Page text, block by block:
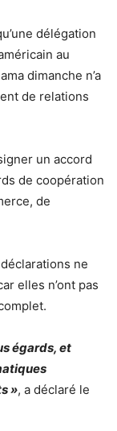
délégation
au
dimanche n’a
de relations
un accord
de coopération
de
ne
elles n’ont pas
égards, et
», a déclaré le